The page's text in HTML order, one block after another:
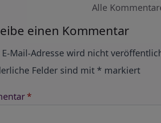
Alle
einen Kommentar
E-Mail-Adresse wird nicht
Felder sind mit * markiert
*